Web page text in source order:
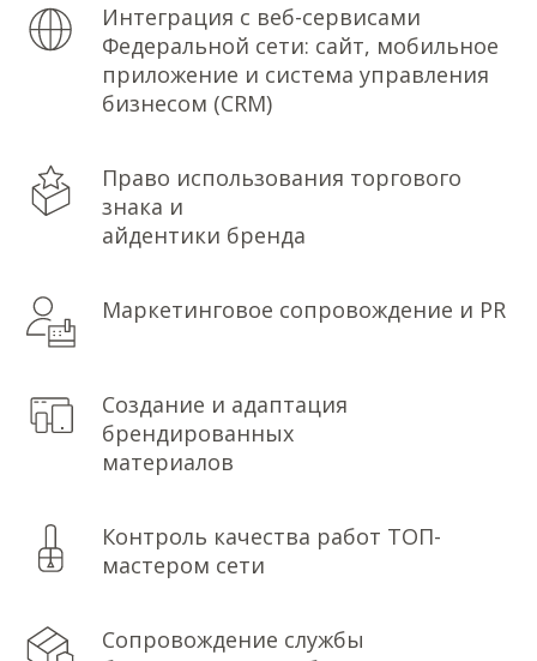
Интеграция с веб-сервисами
Федеральной сети: сайт, мобильное
приложение и система управления
бизнесом (CRM)
Право использования торгового
знака и
айдентики бренда
Маркетинговое сопровождение и PR
Создание и адаптация
брендированных
материалов
Контроль качества работ ТОП-
мастером сети
Сопровождение службы